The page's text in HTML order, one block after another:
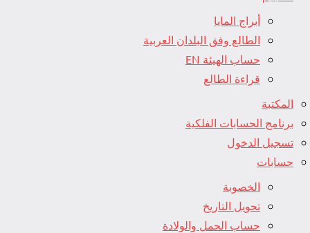
أبراج المايا
الطالع وفق البلدان العربية
حساب الهيئة EN
قراءة الطالع
المكتبة
برنامج الحسابات الفلكية
تسجيل الدخول
حسابات
الخصوبة
تحويل التاريخ
حساب الحمل والولادة